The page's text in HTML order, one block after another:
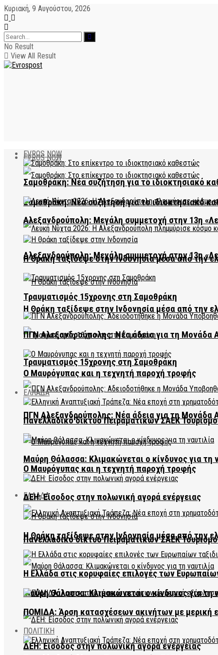
Κυριακή, 9 Αυγούστου, 2026
No Result
View All Result
EVROS NOW
Σαμοθράκη: Νέα συζήτηση για το ιδιοκτησιακό
Αλεξανδρούπολη: Μεγάλη συμμετοχή στην 13η
Η Θράκη ταξίδεψε στην Ινδονησία μέσα από την
Τραυματισμός 15χρονης στη Σαμοθράκη
ΠΓΝ Αλεξανδρούπολης: Νέα άδεια για τη Μονάδα
Ο Μαυρόγυπας και η τεχνητή παροχή τροφής
ΕΛΛΑΔΑ
Πανελλαδικό δίκτυο Πειραματικών ΣΑΕΚ
Μαύρη Θάλασσα: Κλιμακώνεται ο κίνδυνος για τη
ΔΕΗ: Είσοδος στην πολωνική αγορά ενέργειας
EVROS NOW
Σαμοθράκη: Νέα συζήτηση για το ιδιοκτησιακό
Αλεξανδρούπολη: Μεγάλη συμμετοχή στην 13η
Η Θράκη ταξίδεψε στην Ινδονησία μέσα από την
Τραυματισμός 15χρονης στη Σαμοθράκη
ΠΓΝ Αλεξανδρούπολης: Νέα άδεια για τη Μονάδα
Ο Μαυρόγυπας και η τεχνητή παροχή τροφής
ΕΛΛΑΔΑ
Πανελλαδικό δίκτυο Πειραματικών ΣΑΕΚ
Μαύρη Θάλασσα: Κλιμακώνεται ο κίνδυνος για τη
ΔΕΗ: Είσοδος στην πολωνική αγορά ενέργειας
Η Θράκη ταξίδεψε στην Ινδονησία μέσα από την
Η Ελλάδα στις κορυφαίες επιλογές των
ΠΟΜΙΔΑ: Άρση κατασχέσεων ακινήτων με μερική
ΠΟΛΙΤΙΚΗ